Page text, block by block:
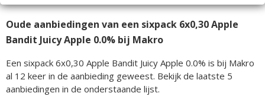
Oude aanbiedingen van een sixpack 6x0,30 Apple
Bandit Juicy Apple 0.0% bij Makro
Een sixpack 6x0,30 Apple Bandit Juicy Apple 0.0% is bij Makro
al 12 keer in de aanbieding geweest. Bekijk de laatste 5
aanbiedingen in de onderstaande lijst.